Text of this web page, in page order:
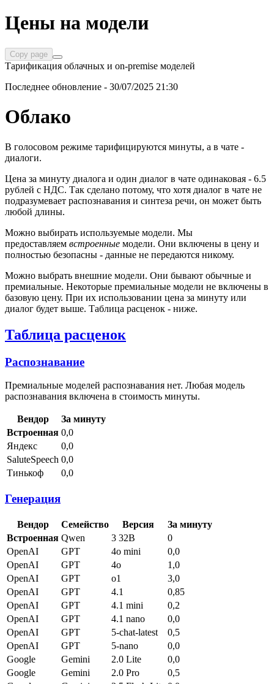
Цены на модели
Copy page
Тарификация облачных и on-premise моделей
Последнее обновление - 30/07/2025 21:30
Облако
В голосовом режиме тарифицируются минуты, а в чате -
диалоги.
Цена за минуту диалога и один диалог в чате одинаковая - 6.5
рублей с НДС. Так сделано потому, что хотя диалог в чате не
подразумевает распознавания и синтеза речи, он может быть
любой длины.
Можно выбирать используемые модели. Мы
предоставляем встроенные модели. Они включены в цену и
полностью безопасны - данные не передаются никому.
Можно выбрать внешние модели. Они бывают обычные и
премиальные. Некоторые премиальные модели не включены в
базовую цену. При их использовании цена за минуту или
диалог будет выше. Таблица расценок - ниже.
Таблица расценок
Распознавание
Премиальные моделей распознавания нет. Любая модель
распознавания включена в стоимость минуты.
Вендор
За минуту
Встроенная 0,0
Яндекс
0,0
SaluteSpeech 0,0
Тинькоф
0,0
Генерация
Вендор Семейство Версия
За минуту
Встроенная Qwen 3 32B
0
OpenAI
GPT 4o mini
0,0
OpenAI
GPT 4o
1,0
OpenAI
GPT o1
3,0
OpenAI
GPT 4.1
0,85
OpenAI
GPT 4.1 mini
0,2
OpenAI
GPT 4.1 nano
0,0
OpenAI
GPT 5-chat-latest
0,5
OpenAI
GPT 5-nano
0,0
Google
Gemini 2.0 Lite
0,0
Google
Gemini 2.0 Pro
0,5